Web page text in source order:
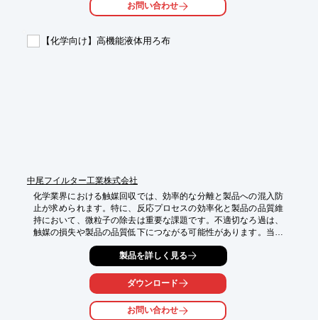
・反応液への触媒添加
【導入の効果】
お問い合わせ
【化学向け】高機能液体用ろ布
中尾フイルター工業株式会社
化学業界における触媒回収では、効率的な分離と製品への混入防
止が求められます。特に、反応プロセスの効率化と製品の品質維
持において、微粒子の除去は重要な課題です。不適切なろ過は、
触媒の損失や製品の品質低下につながる可能性があります。当社
の高機能液体用ろ布は、1デニール以下の細い繊維を緻密に織り
込み、多数の微細孔を持つ「Gシリーズ」を提供することで、こ
れらの課題に対応します。
【活用シーン】
・触媒回収プロセス
・反応液からの微粒子除去
製品を詳しく見る
ダウンロード
お問い合わせ